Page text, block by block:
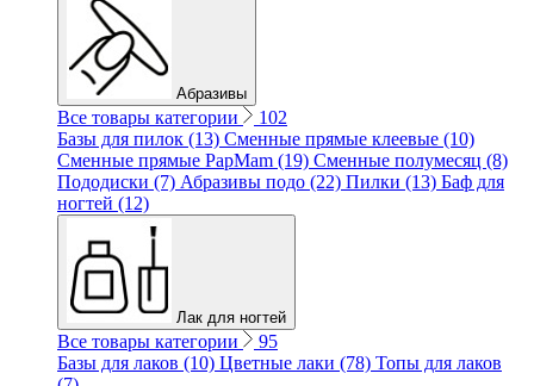
Абразивы
Все товары категории
102
Базы для пилок (13) Сменные прямые клеевые (10)
Сменные прямые PapMam (19) Сменные полумесяц (8)
Пододиски (7) Абразивы подо (22) Пилки (13) Баф для
ногтей (12)
Лак для ногтей
Все товары категории
95
Базы для лаков (10) Цветные лаки (78) Топы для лаков